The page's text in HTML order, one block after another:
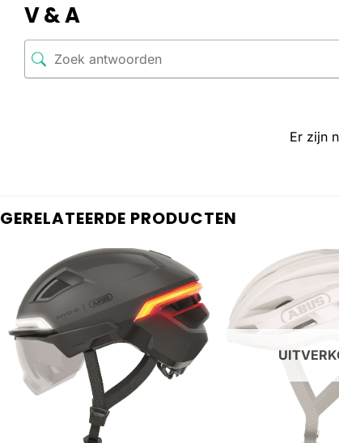
V & A
Er zijn
GERELATEERDE PRODUCTEN